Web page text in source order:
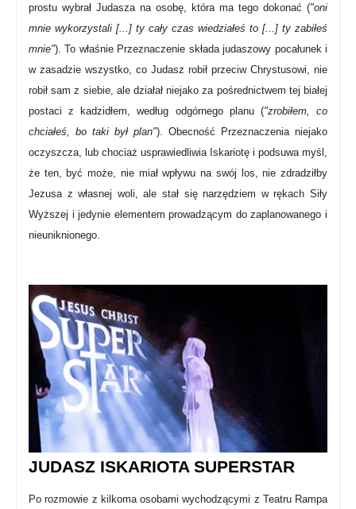
prostu wybrał Judasza na osobę, która ma tego dokonać ("oni
mnie wykorzystali [...] ty cały czas wiedziałeś to [...] ty zabiłeś
mnie"). To właśnie Przeznaczenie składa judaszowy pocałunek i
wzasadzie wszystko, co Judasz robił przeciw Chrystusowi, nie
robił sam z siebie, ale działał niejako za pośrednictwem tej białej
postaci z kadzidłem, według odgórnego planu ("zrobiłem, co
chciałeś, bo taki był plan"). Obecność Przeznaczenia niejako
oczyszcza, lub chociaż usprawiedliwia Iskariotę i podsuwa myśl,
że ten, być może, nie miał wpływu na swój los, nie zdradziłby
Jezusa z własnej woli, ale stał się narzędziem w rękach Siły
Wyższej i jedynie elementem prowadzącym do zaplanowanego i
nieuniknionego.
JUDASZ ISKARIOTA SUPERSTAR
Po rozmowie z kilkoma osobami wychodzącymi z Teatru Rampa